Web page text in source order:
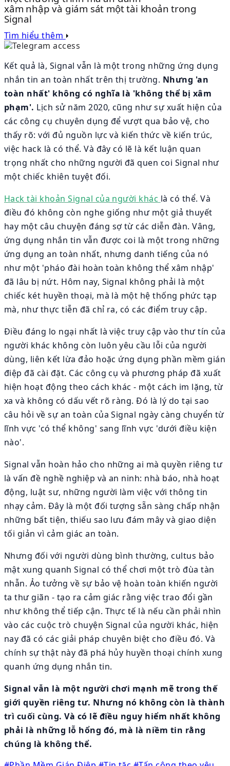
xâm nhập và giám sát một tài khoản trong
Signal
Tìm hiểu thêm
Kết quả là, Signal vẫn là một trong những ứng dụng
nhắn tin an toàn nhất trên thị trường. Nhưng 'an
toàn nhất' không có nghĩa là 'không thể bị xâm
phạm'. Lịch sử năm 2020, cũng như sự xuất hiện của
các công cụ chuyên dụng để vượt qua bảo vệ, cho
thấy rõ: với đủ nguồn lực và kiến thức về kiến trúc,
việc hack là có thể. Và đây có lẽ là kết luận quan
trọng nhất cho những người đã quen coi Signal như
một chiếc khiên tuyệt đối.
Hack tài khoản Signal của người khác là có thể. Và
điều đó không còn nghe giống như một giả thuyết
hay một câu chuyện đáng sợ từ các diễn đàn. Vâng,
ứng dụng nhắn tin vẫn được coi là một trong những
ứng dụng an toàn nhất, nhưng danh tiếng của nó
như một 'pháo đài hoàn toàn không thể xâm nhập'
đã lâu bị nứt. Hôm nay, Signal không phải là một
chiếc két huyền thoại, mà là một hệ thống phức tạp
mà, như thực tiễn đã chỉ ra, có các điểm truy cập.
Điều đáng lo ngại nhất là việc truy cập vào thư tín của
người khác không còn luôn yêu cầu lỗi của người
dùng, liên kết lừa đảo hoặc ứng dụng phần mềm gián
điệp đã cài đặt. Các công cụ và phương pháp đã xuất
hiện hoạt động theo cách khác - một cách im lặng, từ
xa và không có dấu vết rõ ràng. Đó là lý do tại sao
câu hỏi về sự an toàn của Signal ngày càng chuyển từ
lĩnh vực 'có thể không' sang lĩnh vực 'dưới điều kiện
nào'.
Signal vẫn hoàn hảo cho những ai mà quyền riêng tư
là vấn đề nghề nghiệp và an ninh: nhà báo, nhà hoạt
động, luật sư, những người làm việc với thông tin
nhạy cảm. Đây là một đối tượng sẵn sàng chấp nhận
những bất tiện, thiếu sao lưu đám mây và giao diện
tối giản vì cảm giác an toàn.
Nhưng đối với người dùng bình thường, cultus bảo
mật xung quanh Signal có thể chơi một trò đùa tàn
nhẫn. Ảo tưởng về sự bảo vệ hoàn toàn khiến người
ta thư giãn - tạo ra cảm giác rằng việc trao đổi gần
như không thể tiếp cận. Thực tế là nếu cần phải nhìn
vào các cuộc trò chuyện Signal của người khác, hiện
nay đã có các giải pháp chuyên biệt cho điều đó. Và
chính sự thật này đã phá hủy huyền thoại chính xung
quanh ứng dụng nhắn tin.
Signal vẫn là một người chơi mạnh mẽ trong thế
giới quyền riêng tư. Nhưng nó không còn là thành
trì cuối cùng. Và có lẽ điều nguy hiểm nhất không
phải là những lỗ hổng đó, mà là niềm tin rằng
chúng là không thể.